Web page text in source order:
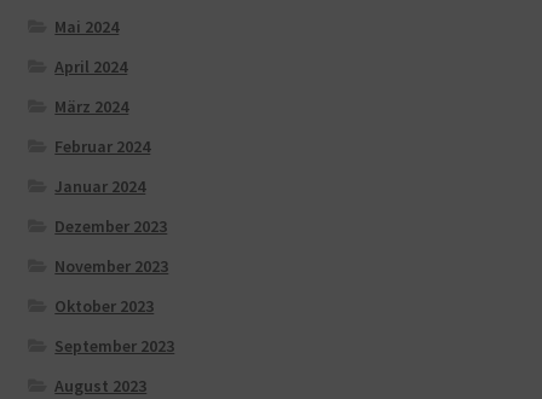
Mai 2024
April 2024
März 2024
Februar 2024
Januar 2024
Dezember 2023
November 2023
Oktober 2023
September 2023
August 2023